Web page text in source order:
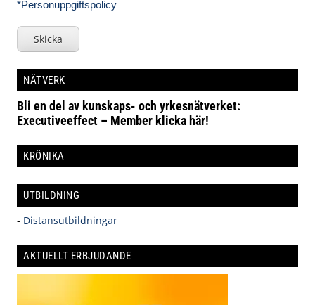
*Personuppgiftspolicy
Skicka
NÄTVERK
Bli en del av kunskaps- och yrkesnätverket:
Executiveeffect – Member klicka här!
KRÖNIKA
UTBILDNING
- Distansutbildningar
AKTUELLT ERBJUDANDE